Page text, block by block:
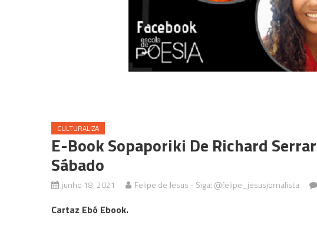
CULTURALIZA
E-Book Sopaporiki De Richard
Sábado
junho 18, 2021 Felipe de Jesus - Siga: @felipe_jesusjornalista
Cartaz Ebó Ebook.